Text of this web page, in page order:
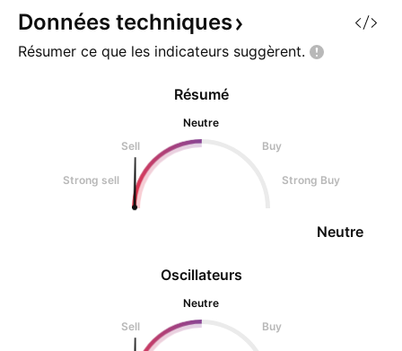
fort probable.
que moi) Un
0,17$/0,19$ po
Données techniques
Résumer ce que les indicateurs suggèrent.
Oscillateurs
Neutre
Sell
Buy
Résumé
Neutre
Sell
Buy
Strong sell Strong Buy
Neutre